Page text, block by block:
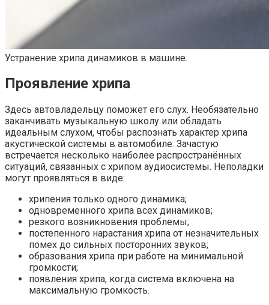
Устранение хрипа динамиков в машине.
Проявление хрипа
Здесь автовладельцу поможет его слух. Необязательно
заканчивать музыкальную школу или обладать
идеальным слухом, чтобы распознать характер хрипа
акустической системы в автомобиле. Зачастую
встречается несколько наиболее распространённых
ситуаций, связанных с хрипом аудиосистемы. Неполадки
могут проявляться в виде:
хрипения только одного динамика;
одновременного хрипа всех динамиков;
резкого возникновения проблемы;
постепенного нарастания хрипа от незначительных
помех до сильных посторонних звуков;
образования хрипа при работе на минимальной
громкости;
появления хрипа, когда система включена на
максимальную громкость.